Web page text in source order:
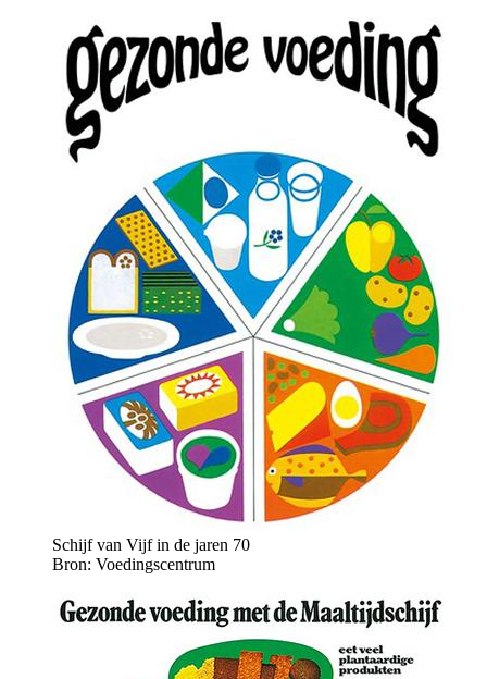
Schijf van Vijf in de jaren 70
Bron: Voedingscentrum